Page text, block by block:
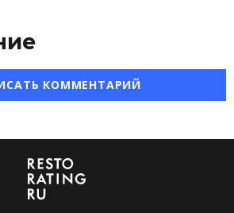
КОММЕНТАРИЙ